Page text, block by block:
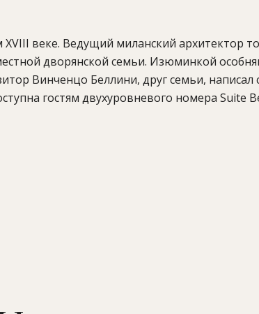
веке. Ведущий миланский архитектор
дворянской семьи. Изюминкой
Винченцо Беллини, друг семьи, написал
гостям двухуровневого номера Suite
неоклассических интерьерах, бережно